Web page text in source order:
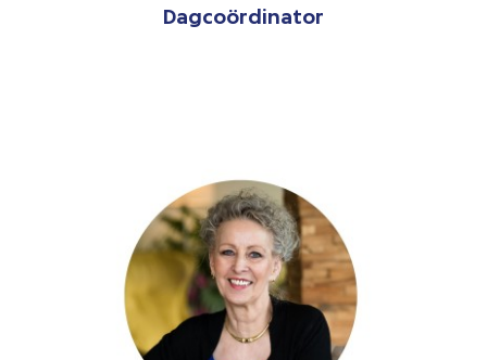
Dagcoördinator